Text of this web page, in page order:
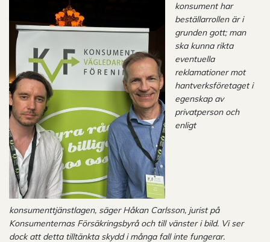
konsument har
beställarrollen är i
grunden gott; man
ska kunna rikta
eventuella
reklamationer mot
hantverksföretaget i
egenskap av
privatperson och
enligt
konsumenttjänstlagen, säger Håkan Carlsson, jurist på
Konsumenternas Försäkringsbyrå och till vänster i bild. Vi ser
dock att detta tilltänkta skydd i många fall inte fungerar.